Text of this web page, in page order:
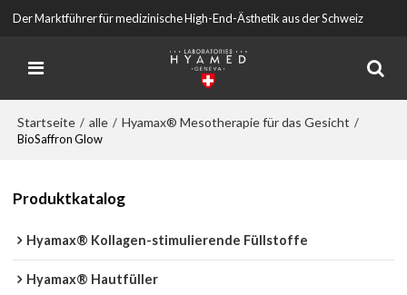
Der Marktführer für medizinische High-End-Ästhetik aus der Schweiz
Startseite / alle / Hyamax® Mesotherapie für das Gesicht /
BioSaffron Glow
Produktkatalog
Hyamax® Kollagen-stimulierende Füllstoffe
Hyamax® Hautfüller